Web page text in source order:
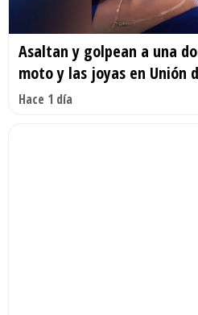
Asaltan y golpean a una
moto y las joyas en Unión
Hace 1 día